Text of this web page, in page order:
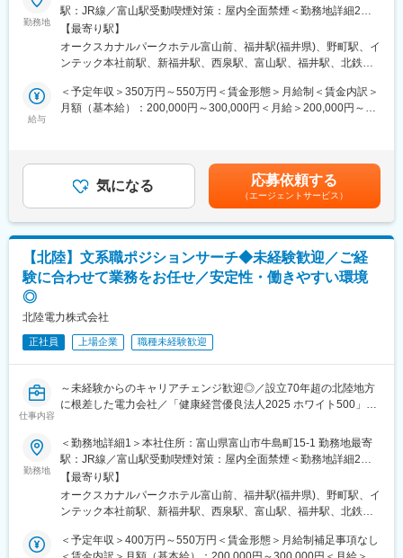
■当社の魅力：
◎豊富な水資源を活用した高い水力比率を強みとし多種多様な電
源を開発した独自のエネルギーミックスで低廉な電力提供を可能
としてきた当社。地域の未来をえがき、「総合エネルギー事業」
◎IUターン歓迎です。当社にご入社いただく際の引越費用や移動
費用は支給されます。社内規定に該当する場合寮や社宅へご入居
■業務内容：
～地域の生活の基盤を支える大切な仕事を担うやりがい◎～
当社にて、下記業務をお任せします。
◇電力施設土木構造物の調査・点検、修繕・改修に関する計画、
設計、工事積算、施工監理
◇発電所等建設における土木構造物の調査、計画、設計、工事積
■働きやすい環境：
◇残業月平均21時間とワークライフバランス◎
◇UIターン歓迎／入社の際の引越費用や移動費用は支給◎
◇社内規定に該当する場合寮や社宅へご入居可能◎
・8:40～17:20（実働7時間40分）
・下記交替勤務の可能性がございます。
１直 00：00～08：15
２直 08：00～16：15
※上記は一例となっております。
部門・働き方により異なるため、ジョブマッチング面談内にて詳
細をお伝えします。
■当社の魅力：
を開発した独自のエネルギーミックスで低廉な電力提供を可能と
してきた当社。地域の未来をえがき、「総合エネルギー事業」拡
勤務地
駅：JR線／富山駅受動喫煙対策：屋内全面禁煙＜勤務地詳細2＞
福井支店住所：福井県福井市日之出1丁目4番1号 勤務地最寄駅：
JR線／福井駅受動喫煙対策：屋内全面禁煙＜勤務地詳細3＞石川
支店住所：石川県金沢市下本多町六番丁11番地 勤務地最寄駅：北
【最寄り駅】
オークスカナルパークホテル富山前、福井駅(福井県)、野町駅、イ
ンテック本社前駅、新福井駅、西泉駅、富山駅、福井駅、北鉄金
給与
＜予定年収＞350万円～550万円＜賃金形態＞月給制＜賃金内訳＞
月額（基本給）：200,000円～300,000円＜月給＞200,000円～
る可能性があります。月給(月額)は固定手当を含めた表記です。
気になる 応募依頼する
（エージェントサービス）
【北陸】文系職ポジションサーチ◆未経験歓迎／ご経
験に合わせて業務をお任せ／安定性・働きやすい環境
◎
北陸電力株式会社
正社員 上場企業 職種未経験歓迎
仕事内容
～未経験からのキャリアチェンジ歓迎◎／設立70年超の北陸地方
に根差した電力会社／「健康経営優良法人2025 ホワイト500」認
■業務内容：
・営業部門（事務）
└家庭向け営業、法人向け営業、電気の契約管理などをお任せし
ます。
・立地用地部門
└安定した電気を顧客に提供するために不可欠な発電所、変電
所、送電線の用地等の権利取得や、それらの取得した権利を管理
勤務地
＜勤務地詳細1＞本社住所：富山県富山市牛島町15-1 勤務地最寄
駅：JR線／富山駅受動喫煙対策：屋内全面禁煙＜勤務地詳細2＞
福井支店住所：福井県福井市日之出1丁目4番1号 勤務地最寄駅：
JR線／福井駅受動喫煙対策：屋内全面禁煙＜勤務地詳細3＞石川
支店住所：石川県金沢市下本多町六番丁11番地 勤務地最寄駅：北
【最寄り駅】
オークスカナルパークホテル富山前、福井駅(福井県)、野町駅、イ
ンテック本社前駅、新福井駅、西泉駅、富山駅、福井駅、北鉄金
＜予定年収＞400万円～550万円＜賃金形態＞月給制補足事項なし